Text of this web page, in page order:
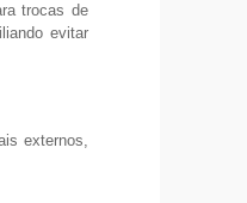
trocas de
evitar
externos,